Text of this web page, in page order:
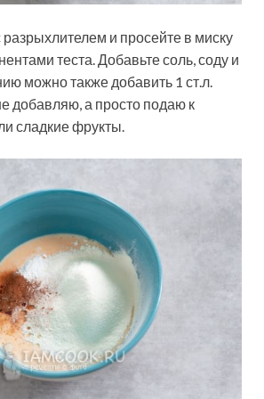
и просейте в миску
теста. Добавьте соль, соду и
можно также добавить 1 ст.л.
добавляю, а просто подаю к
сладкие фрукты.